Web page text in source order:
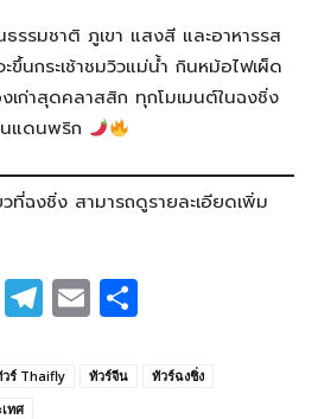
รรมชาติ ภูเขา แสงสี และอาหารรส
ขึ้นกระเช้าชมวิวแม่น้ำ กินหม้อไฟเผ็ด
งเก่าสุดคลาสสิก ทุกโมเมนต์ในฉงชิ่ง
แดนพริก
ที่ฉงชิ่ง สามารถดูรายละเอียดเพิ่ม
X T
el
e
E
m
ail ar
ร์ Thaifly ทัวร์จีน
ทัวร์ฉงชิ่ง
ทศ